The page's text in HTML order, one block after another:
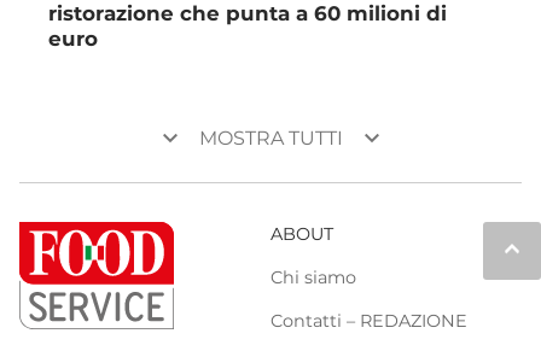
ristorazione che punta a 60 milioni di
euro
keyboard_arrow_down MOSTRA TUTTI keyboard_arrow_down
keyboard_arrow_up
ABOUT
Chi siamo
Contatti – REDAZIONE